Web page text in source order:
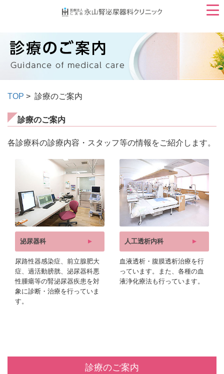
TOP > 診療のご案内
診療のご案内
各診療科の診療内容・スタッフ等の情報をご紹介します。
泌尿器科
尿路性器感染症、前立腺肥大
症、過活動膀胱、泌尿器科悪
性腫瘍等の腎泌尿器疾患を対
象に診断・治療を行っていま
す。
人工透析内科
血液透析・腹膜透析治療を行
っています。また、各種の血
液浄化療法も行っています。
診療のご案内